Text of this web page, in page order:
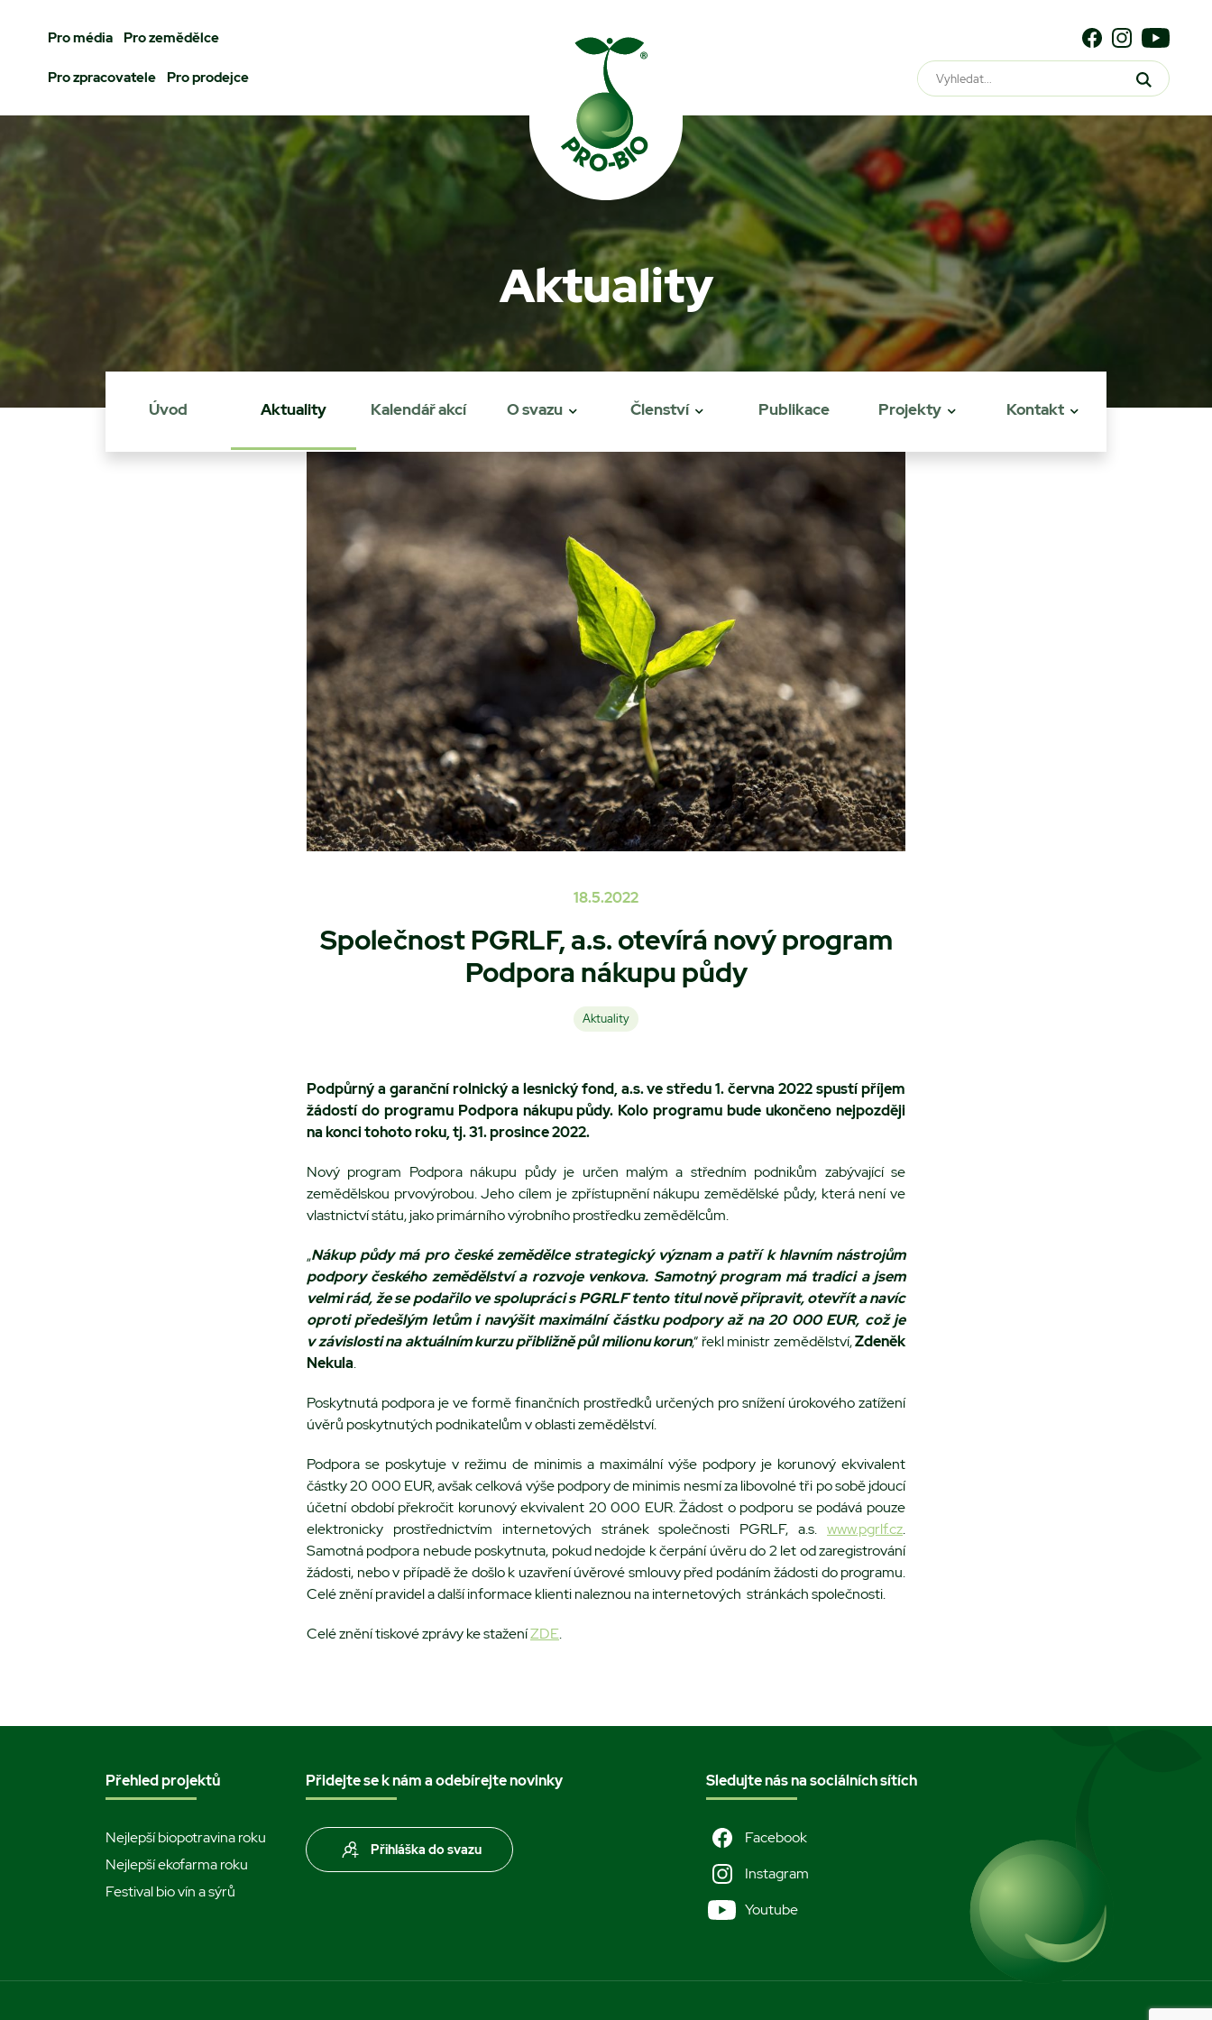
Prohledat PRO-BIO
Pro média Pro zemědělce
Pro zpracovatele Pro prodejce
Aktuality
Úvod Aktuality Kalendář akcí O svazu Členství Publikace Projekty Kontakt
18.5.2022
Společnost PGRLF, a.s. otevírá nový program
Podpora nákupu půdy
Aktuality
Podpůrný a garanční rolnický a lesnický fond, a.s. ve středu1. června 2022spustí příjem
žádostí do programu Podpora nákupu půdy. Kolo programu bude ukončeno nejpozději
na konci tohoto roku, tj.31. prosince 2022.
Nový program Podpora nákupu půdy je určen malým a středním podnikům zabývající se
zemědělskou prvovýrobou. Jeho cílem je zpřístupnění nákupu zemědělské půdy, která není ve
vlastnictví státu, jako primárního výrobního prostředku zemědělcům.
„Nákup půdy má pro české zemědělce strategický význam a patří k hlavním nástrojům
podpory českého zemědělství a rozvoje venkova. Samotný program má tradici a jsem
velmi rád, že se podařilo ve spolupráci s PGRLF tento titul nově připravit, otevřít a navíc
oproti předešlým letům i navýšit maximální částku podpory až na 20 000 EUR, což je
v závislosti na aktuálním kurzu přibližně půl milionu korun,“ řekl ministr zemědělství,Zdeněk
Nekula.
Poskytnutá podpora je ve formě finančních prostředků určených pro snížení úrokového zatížení
úvěrů poskytnutých podnikatelům v oblasti zemědělství.
Podpora se poskytuje v režimu de minimis a maximální výše podpory je korunový ekvivalent
částky 20 000 EUR, avšak celková výše podpory de minimis nesmí za libovolné tři po sobě jdoucí
účetní období překročit korunový ekvivalent 20 000 EUR. Žádost o podporu se podává pouze
elektronicky prostřednictvím internetových stránek společnosti PGRLF, a.s. www.pgrlf.cz.
Samotná podpora nebude poskytnuta, pokud nedojde k čerpání úvěru do 2 let od zaregistrování
žádosti, nebo v případě že došlo k uzavření úvěrové smlouvy před podáním žádosti do programu.
Celé znění pravidel a další informace klienti naleznou na internetových stránkách společnosti.
Celé znění tiskové zprávy ke staženíZDE.
Přehled projektů
Nejlepší biopotravina roku
Nejlepší ekofarma roku
Festival bio vín a sýrů
Přidejte se k nám a odebírejte novinky
Přihláška do svazu
Sledujte nás na sociálních sítích
Facebook
Instagram
Youtube